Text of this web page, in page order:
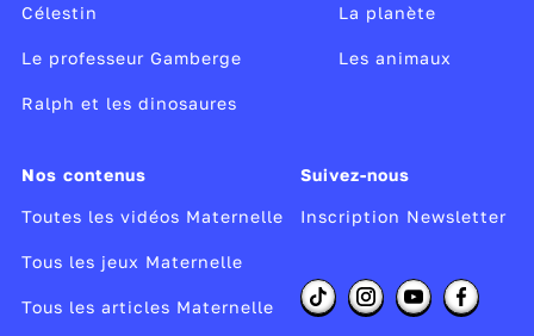
Célestin
Le professeur Gamberge
Ralph et les dinosaures
La planète
Les animaux
Nos contenus
Toutes les vidéos Maternelle
Tous les jeux Maternelle
Tous les articles Maternelle
Suivez-nous
Inscription Newsletter